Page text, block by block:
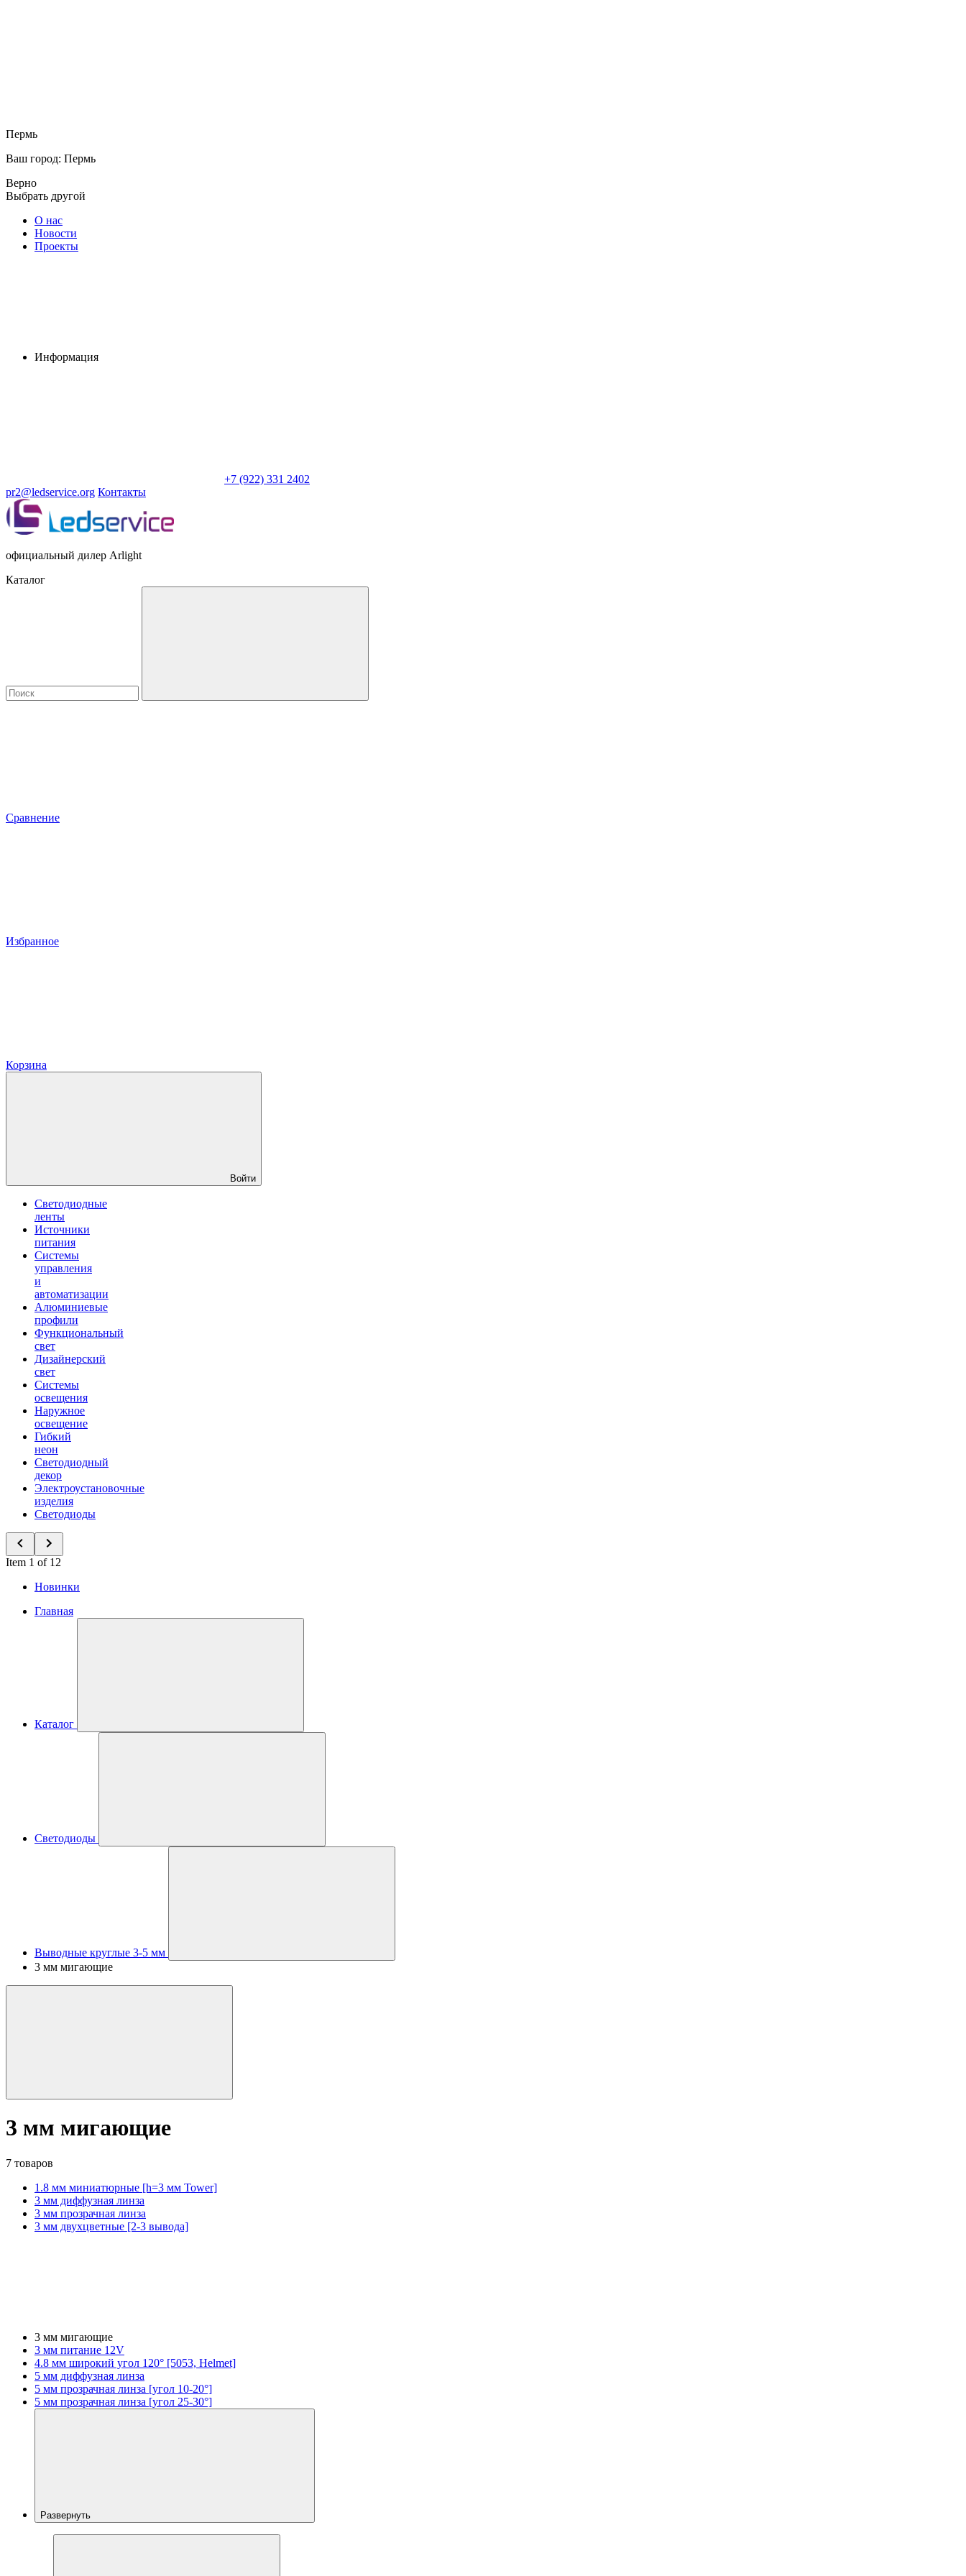
Пермь
Ваш город: Пермь
Верно
Выбрать другой
О нас
Новости
Проекты
Информация
+7 (922) 331 2402
pr2@ledservice.org Контакты
официальный дилер Arlight
Каталог
Сравнение
Избранное
Корзина
Войти
Светодиодные
ленты
Источники
питания
Системы
управления
и
автоматизации
Алюминиевые
профили
Функциональный
свет
Дизайнерский
свет
Системы
освещения
Наружное
освещение
Гибкий
неон
Светодиодный
декор
Электроустановочные
изделия
Светодиоды
Item 1 of 12
Новинки
Главная
Каталог
Светодиоды
Выводные круглые 3-5 мм
3 мм мигающие
3 мм мигающие
7 товаров
1.8 мм миниатюрные [h=3 мм Tower]
3 мм диффузная линза
3 мм прозрачная линза
3 мм двухцветные [2-3 вывода]
3 мм мигающие
3 мм питание 12V
4.8 мм широкий угол 120° [5053, Helmet]
5 мм диффузная линза
5 мм прозрачная линза [угол 10-20°]
5 мм прозрачная линза [угол 25-30°]
Развернуть